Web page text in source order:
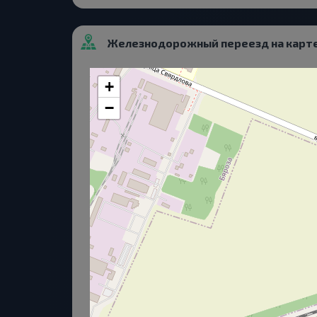
Железнодорожный переезд на
+
−